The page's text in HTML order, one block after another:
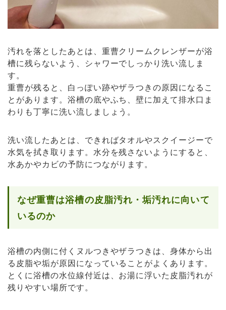
汚れを落としたあとは、重曹クリームクレンザーが浴
槽に残らないよう、シャワーでしっかり洗い流しま
す。
重曹が残ると、白っぽい跡やザラつきの原因になるこ
とがあります。浴槽の底やふち、壁に加えて排水口ま
わりも丁寧に洗い流しましょう。
洗い流したあとは、できればタオルやスクイージーで
水気を拭き取ります。水分を残さないようにすると、
水あかやカビの予防につながります。
なぜ重曹は浴槽の皮脂汚れ・垢汚れに向いて
いるのか
浴槽の内側に付くヌルつきやザラつきは、身体から出
る皮脂や垢が原因になっていることがよくあります。
とくに浴槽の水位線付近は、お湯に浮いた皮脂汚れが
残りやすい場所です。